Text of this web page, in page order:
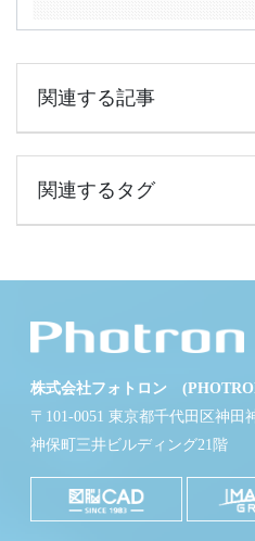
関連する記事
関連するタグ
株式会社フォトロン
〒101-0051 東京都千代田区神田
神保町三井ビルディング21階